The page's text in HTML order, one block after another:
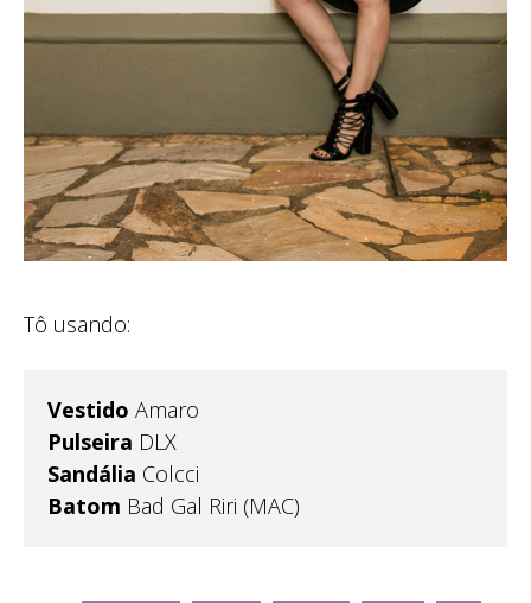
Tô usando:
Vestido Amaro
Pulseira DLX
Sandália Colcci
Batom Bad Gal Riri (MAC)